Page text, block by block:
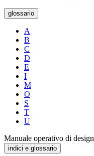
glossario
A
B
C
D
E
I
M
O
S
T
U
Manuale operativo di design
indici e glossario